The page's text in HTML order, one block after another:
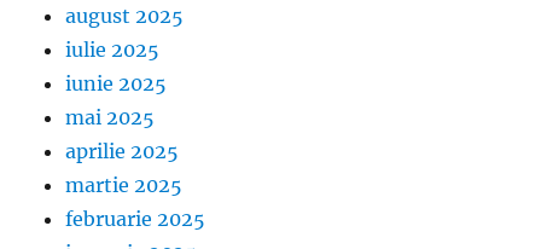
august 2025
iulie 2025
iunie 2025
mai 2025
aprilie 2025
martie 2025
februarie 2025